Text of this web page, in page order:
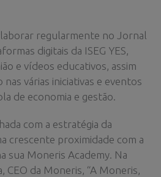
regularmente no Jornal
digitais da ISEG YES,
e vídeos educativos, assim
várias iniciativas e eventos
de economia e gestão.
com a estratégia da
crescente proximidade com a
sua Moneris Academy. Na
CEO da Moneris, “A Moneris,